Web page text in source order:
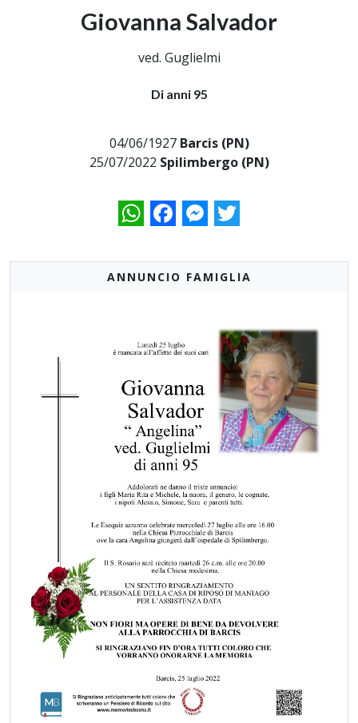
Giovanna Salvador
ved. Guglielmi
Di anni 95
04/06/1927 Barcis (PN)
25/07/2022 Spilimbergo (PN)
WhatsAppFacebookMessenger
Twitter
ANNUNCIO FAMIGLIA